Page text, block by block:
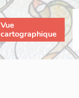
Vue
cartographique